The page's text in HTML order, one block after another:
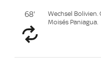
68'
Wechsel
Moisés Paniagua.